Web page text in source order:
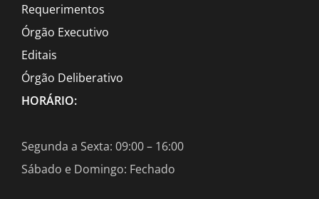
Requerimentos
Órgão Executivo
Editais
Órgão Deliberativo
HORÁRIO:
Segunda a Sexta: 09:00 – 16:00
Sábado e Domingo: Fechado